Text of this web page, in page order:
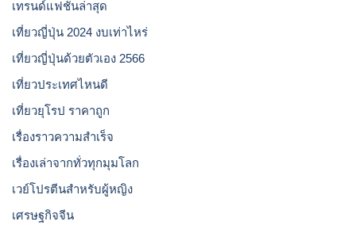
เทรนด์แฟชั่นล่าสุด
เที่ยวญี่ปุ่น 2024 งบเท่าไหร่
เที่ยวญี่ปุ่นด้วยตัวเอง 2566
เที่ยวประเทศไหนดี
เที่ยวยุโรป ราคาถูก
เรื่องราวความสำเร็จ
เรื่องเล่าจากทั่วทุกมุมโลก
เวย์โปรตีนสำหรับผู้หญิง
เศรษฐกิจจีน